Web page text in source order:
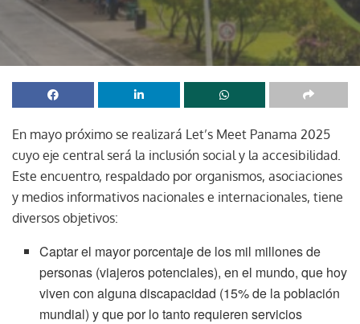
En mayo próximo se realizará Let’s Meet Panama 2025
cuyo eje central será la inclusión social y la accesibilidad.
Este encuentro, respaldado por organismos, asociaciones
y medios informativos nacionales e internacionales, tiene
diversos objetivos:
Captar el mayor porcentaje de los mil millones de
personas (viajeros potenciales), en el mundo, que hoy
viven con alguna discapacidad (15% de la población
mundial) y que por lo tanto requieren servicios